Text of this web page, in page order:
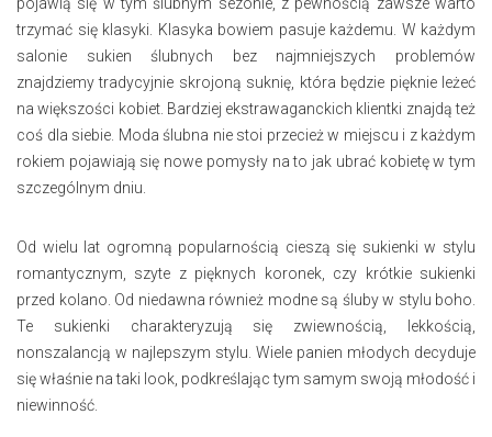
trzymać się klasyki. Klasyka bowiem pasuje każdemu. W każdym
salonie sukien ślubnych bez najmniejszych problemów
znajdziemy tradycyjnie skrojoną suknię, która będzie pięknie leżeć
na większości kobiet. Bardziej ekstrawaganckich klientki znajdą też
coś dla siebie. Moda ślubna nie stoi przecież w miejscu i z każdym
rokiem pojawiają się nowe pomysły na to jak ubrać kobietę w tym
szczególnym dniu.
Od wielu lat ogromną popularnością cieszą się sukienki w stylu
romantycznym, szyte z pięknych koronek, czy krótkie sukienki
przed kolano. Od niedawna również modne są śluby w stylu boho.
Te sukienki charakteryzują się zwiewnością, lekkością,
nonszalancją w najlepszym stylu. Wiele panien młodych decyduje
się właśnie na taki look, podkreślając tym samym swoją młodość i
niewinność.